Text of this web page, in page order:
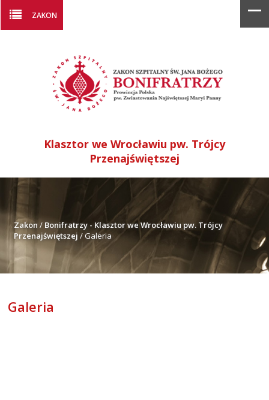
ZAKON
Klasztor we Wrocławiu pw. Trójcy
Przenajświętszej
Zakon / Bonifratrzy - Klasztor we Wrocławiu pw. Trójcy
Przenajświętszej /Galeria
Galeria